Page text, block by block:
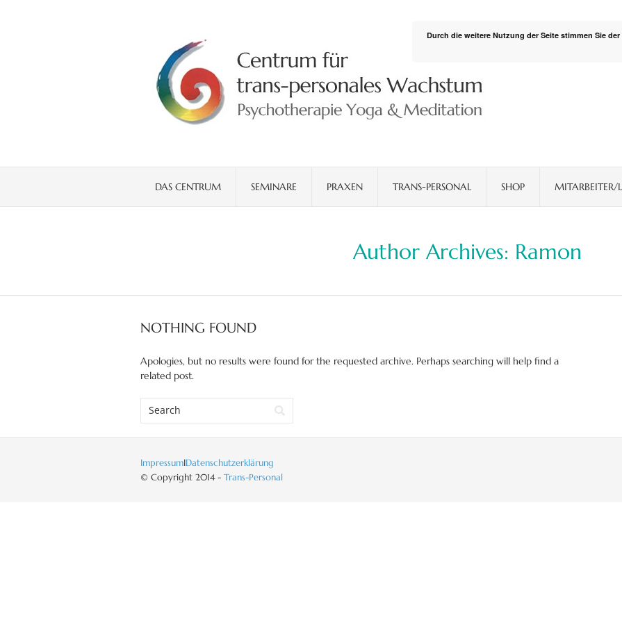
DAS CENTRUM SEMINARE PRAXEN TRANS-PERSONAL SHOP MITARBEITER/
Author Archives: Ramon
NOTHING FOUND
Apologies, but no results were found for the requested archive. Perhaps searching will help find a
related post.
ImpressumIDatenschutzerklärung
© Copyright 2014 - Trans-Personal
Durch die weitere Nutzung der Seite stimmen Sie